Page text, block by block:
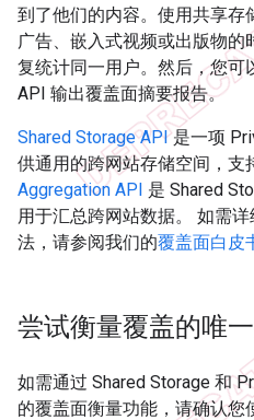
到了他们的内容。使用共享存
广告、嵌入式视频或出版物
复统计同一用户。然后，您可
API 输出覆盖面摘要报告。
Shared Storage API是一项
供通用的跨网站存储空间，支
Aggregation API 是 Shared
用于汇总跨网站数据。 如需
法，请参阅我们的覆盖面白皮
尝试衡量覆盖的唯
如需通过 Shared Storage 和
的覆盖面衡量功能，请确认您